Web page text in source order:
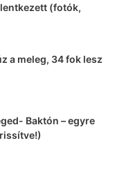
(fotók,
a meleg, 34 fok lesz
Baktón – egyre